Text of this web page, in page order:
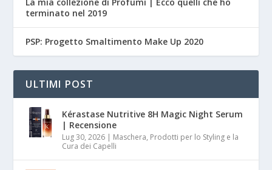
terminato nel 2019
PSP: Progetto Smaltimento Make Up 2020
ULTIMI POST
Kérastase Nutritive 8H Magic Night Serum
| Recensione
Lug 30, 2026 | Maschera, Prodotti per lo Styling e la
Cura dei Capelli